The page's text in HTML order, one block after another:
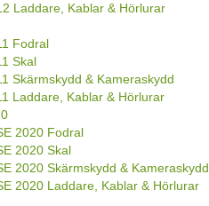
Laddare, Kablar & Hörlurar
Fodral
Skal
Skärmskydd & Kameraskydd
Laddare, Kablar & Hörlurar
2020 Fodral
2020 Skal
2020 Skärmskydd & Kameraskydd
2020 Laddare, Kablar & Hörlurar